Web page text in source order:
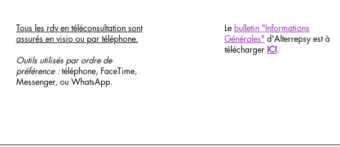
Tous les rdv en téléconsultation sont
assurés en visio ou par téléphone.
Outils utilisés par ordre de
préférence :téléphone, FaceTime,
Messenger, ou WhatsApp.
Le bulletin "Informations
Générales" d'Alterrepsy est à
télécharger ICI.